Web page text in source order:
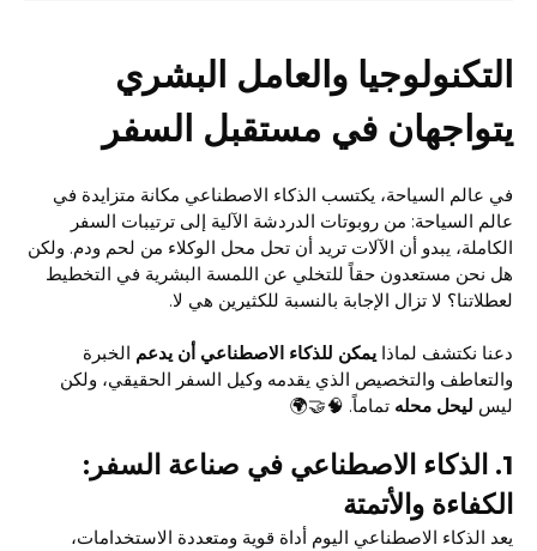
التكنولوجيا والعامل البشري
يتواجهان في مستقبل السفر
في عالم السياحة، يكتسب الذكاء الاصطناعي مكانة متزايدة في
عالم السياحة: من روبوتات الدردشة الآلية إلى ترتيبات السفر
الكاملة، يبدو أن الآلات تريد أن تحل محل الوكلاء من لحم ودم. ولكن
هل نحن مستعدون حقاً للتخلي عن اللمسة البشرية في التخطيط
لعطلاتنا؟ لا تزال الإجابة بالنسبة للكثيرين هي لا.
دعنا نكتشف لماذا يمكن للذكاء الاصطناعي أن يدعم الخبرة
والتعاطف والتخصيص الذي يقدمه وكيل السفر الحقيقي، ولكن
ليس ليحل محله تماماً. 🧠🤝🌍
1.
الذكاء الاصطناعي في صناعة السفر:
الكفاءة والأتمتة
يعد الذكاء الاصطناعي اليوم أداة قوية ومتعددة الاستخدامات،